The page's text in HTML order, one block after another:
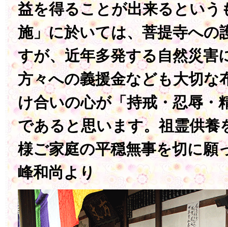
益を得ることが出来るという
施」に於いては、菩提寺への
すが、近年多発する自然災害
方々への義援金なども大切な
け合いの心が「持戒・忍辱・
であると思います。祖霊供養
様ご家庭の平穏無事を切に願
峰和尚より